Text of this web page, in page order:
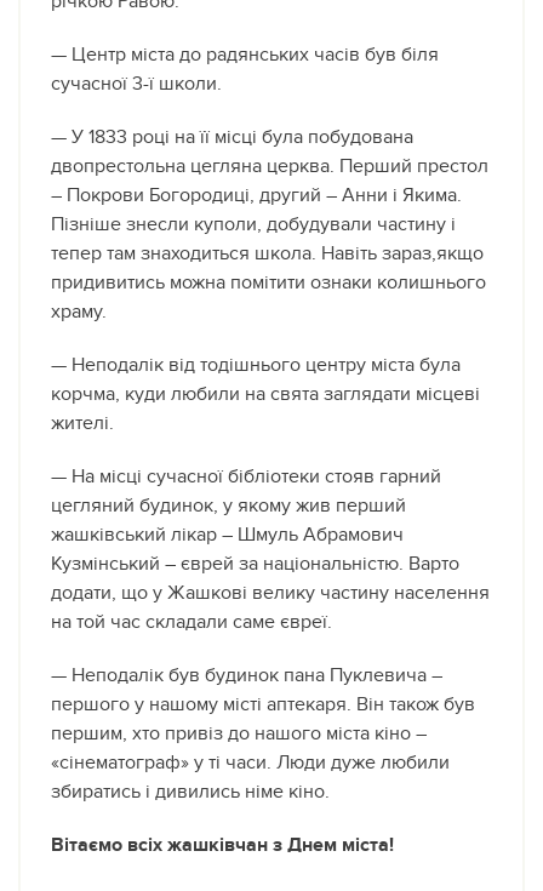
— Центр міста до радянських часів був біля
сучасної 3-ї школи.
— У 1833 році на її місці була побудована
двопрестольна цегляна церква. Перший престол
– Покрови Богородиці, другий – Анни і Якима.
Пізніше знесли куполи, добудували частину і
тепер там знаходиться школа. Навіть зараз,якщо
придивитись можна помітити ознаки колишнього
храму.
— Неподалік від тодішнього центру міста була
корчма, куди любили на свята заглядати місцеві
жителі.
— На місці сучасної бібліотеки стояв гарний
цегляний будинок, у якому жив перший
жашківський лікар – Шмуль Абрамович
Кузмінський – єврей за національністю. Варто
додати, що у Жашкові велику частину населення
на той час складали саме євреї.
— Неподалік був будинок пана Пуклевича –
першого у нашому місті аптекаря. Він також був
першим, хто привіз до нашого міста кіно –
«сінематограф» у ті часи. Люди дуже любили
збиратись і дивились німе кіно.
Вітаємо всіх жашківчан з Днем міста!